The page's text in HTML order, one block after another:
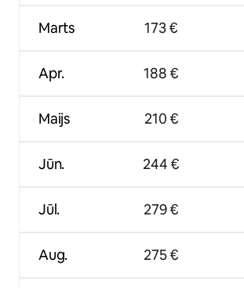
Marts
Apr.
Maijs
Jūn.
Jūl.
Aug.
173 €
188 €
210 €
244 €
279 €
275 €